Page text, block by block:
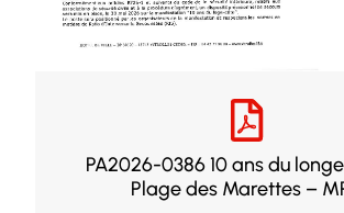
PA2026-0386 10 ans du
Plage des Marettes –